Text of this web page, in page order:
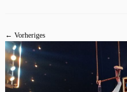
← Vorheriges